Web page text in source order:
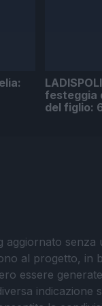
festeggia
del figlio:
aggiornato
al progetto, in
essere